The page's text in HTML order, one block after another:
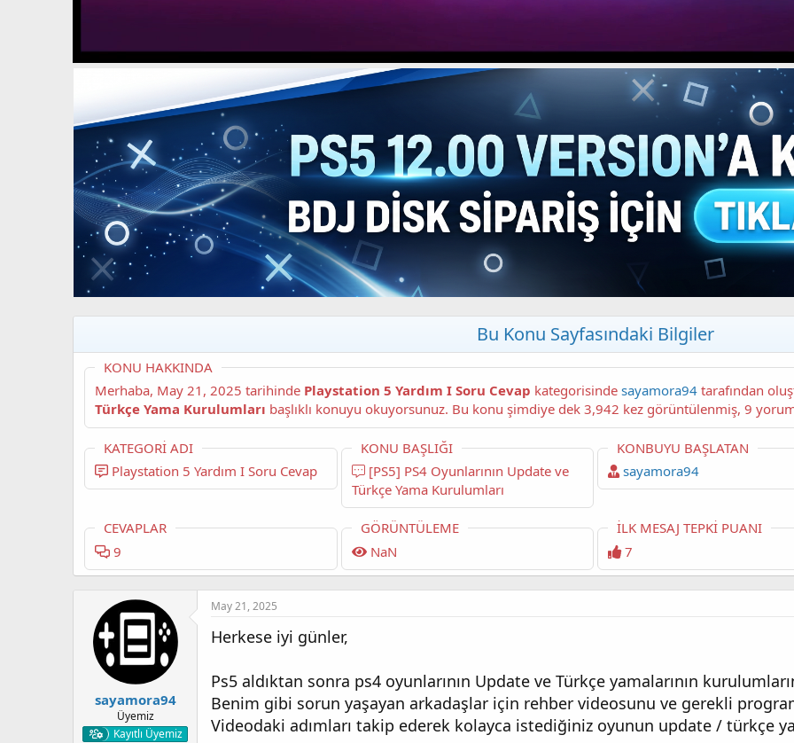
Bu Konu Sayfasındaki Bilgiler
KONU HAKKINDA
Merhaba, May 21, 2025 tarihinde Playstation 5 Yardım I Soru Cevap kategorisindesayamora94
Türkçe Yama Kurulumları
başlıklı konuyu
KATEGORI ADI
Playstation 5 Yardım I Soru Cevap
KONU BAŞLIĞI
[PS5] PS4 Oyunlarının Update ve
Türkçe Yama Kurulumları
KONBUYU BAŞLATAN
sayamora94
CEVAPLAR
9
GÖRÜNTÜLEME
NaN
İLK MESAJ TEPKI PUANI
7
sayamora94
Üyemiz
Kayıtlı Üyemiz
May 21, 2025
Herkese iyi günler,
Ps5 aldıktan sonra ps4 oyunlarının Update ve Türkçe yamalarının
Benim gibi sorun yaşayan arkadaşlar için rehber videosunu ve gerekli
Videodaki adımları takip ederek kolayca istediğiniz oyunun update / türkçe